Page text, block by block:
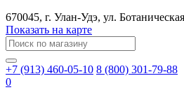
670045, г. Улан-Удэ, ул.
Показать на карте
+7 (913) 460-05-10 8 (800) 301-79-88
0